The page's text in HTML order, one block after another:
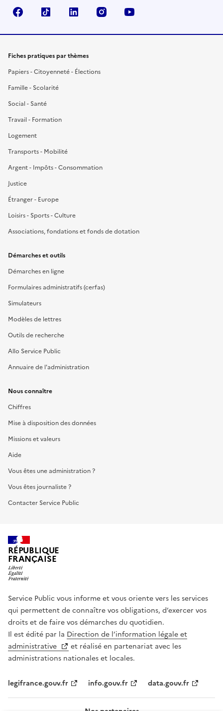
FacebookTikTok LinkedIn Instagram
Fiches pratiques par thèmes
Papiers - Citoyenneté - Élections
Famille - Scolarité
Social - Santé
Travail - Formation
Logement
Transports - Mobilité
Argent - Impôts - Consommation
Justice
Étranger - Europe
Loisirs - Sports - Culture
Associations, fondations et fonds de dotation
Démarches et outils
Démarches en ligne
Formulaires administratifs (cerfas)
Simulateurs
Modèles de lettres
Outils de recherche
Allo Service Public
Annuaire de l'administration
Nous connaître
Chiffres
Mise à disposition des données
Missions et valeurs
Aide
Vous êtes une administration ?
Vous êtes journaliste ?
Contacter Service Public
RÉPUBLIQUE
FRANÇAISE
Service Public vous informe et vous oriente vers les services
qui permettent de connaître vos obligations, d’exercer vos
droits et de faire vos démarches du quotidien.
Il est édité par la Direction de l’information légale et
administrative
et réalisé en partenariat avec les
administrations nationales et locales.
legifrance.gouv.fr info.gouv.fr data.gouv.fr